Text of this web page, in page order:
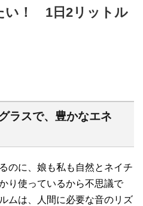
い！ 1日2リットル
ラスで、豊かなエネ
のに、娘も私も自然とネイチ
り使っているから不思議で
ムは、人間に必要な音のリズ